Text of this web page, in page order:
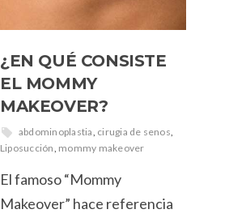
¿EN QUÉ CONSISTE
EL MOMMY
MAKEOVER?
abdominoplastia, cirugia de senos,
Liposucción, mommy makeover
El famoso “Mommy
Makeover” hace referencia